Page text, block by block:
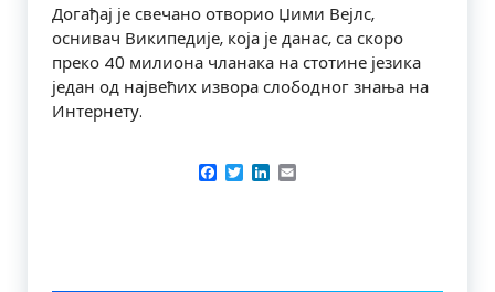
Догађај је свечано отворио Џими Вејлс,
оснивач Википедије, која је данас, са скоро
преко 40 милиона чланака на стотине језика
један од највећих извора слободног знања на
Интернету.
Facebook
TwitterLinkedIn